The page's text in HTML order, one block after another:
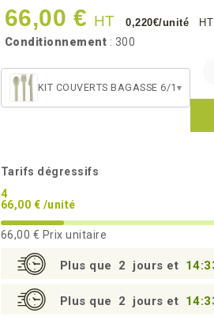
66,00 € HT 0,220€/unité HT
Conditionnement : 300
KIT COUVERTS BAGASSE 6/1 ▾
Tarifs dégressifs
4
66,00 € /unité
66,00 € Prix unitaire
Plus que 2 jours et
Plus que 2 jours et